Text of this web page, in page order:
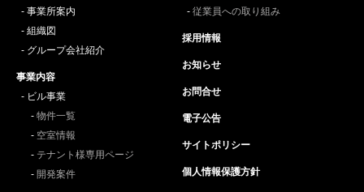
事業所案内
組織図
グループ会社紹介
事業内容
ビル事業
物件一覧
空室情報
テナント様専用ページ
開発案件
従業員への取り組み
採用情報
お知らせ
お問合せ
電子公告
サイトポリシー
個人情報保護方針